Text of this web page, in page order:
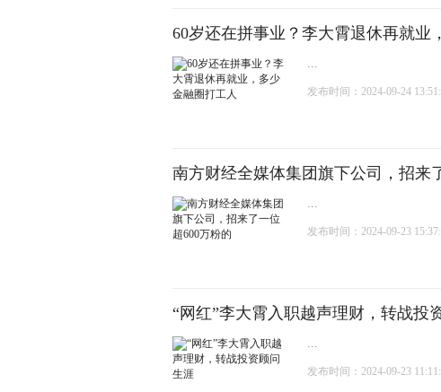
60岁还在拼事业？李大霄退休再就业
...
发布时间：2024-09-24
南方财经全媒体集团旗下公司，招来
...
发布时间：2024-09-23
“网红”李大霄入职越声理财，转战投
...
发布时间：2024-09-23